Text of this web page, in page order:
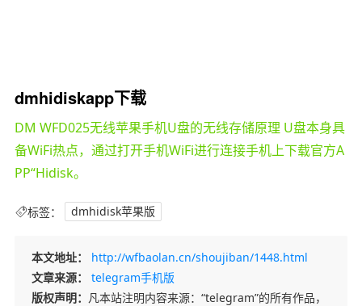
dmhidiskapp下载
DM WFD025无线苹果手机U盘的无线存储原理 U盘本身具
备WiFi热点，通过打开手机WiFi进行连接手机上下载官方A
PP“Hidisk。
标签： dmhidisk苹果版
本文地址：
http://wfbaolan.cn/shoujiban/1448.html
文章来源：
telegram手机版
版权声明： 凡本站注明内容来源：“telegram”的所有作品，